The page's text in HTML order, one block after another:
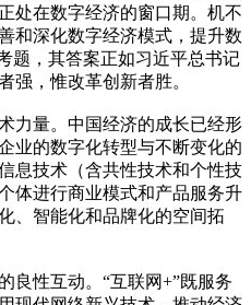
处在数字经济的窗口期。机不
和深化数字经济模式，提升数
题，其答案正如习近平总书记
强，惟改革创新者胜。
量。中国经济的成长已经形
业的数字化转型与不断变化的
息技术（含共性技术和个性技
体进行商业模式和产品服务升
、智能化和品牌化的空间拓
性互动。“互联网+”既服务